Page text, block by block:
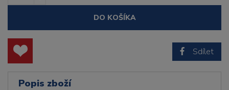
DO KOŠÍKA
Sdílet
Popis zboží